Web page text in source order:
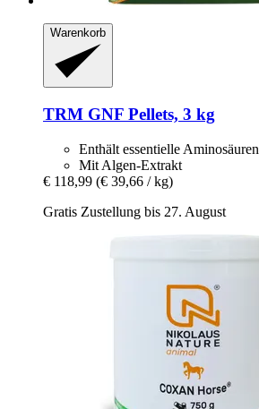
Warenkorb
TRM GNF Pellets, 3 kg
Enthält essentielle Aminosäuren
Mit Algen-Extrakt
€ 118,99 (€ 39,66 / kg)
Gratis Zustellung bis 27. August